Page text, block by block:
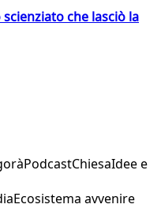
che lasciò la
PodcastChiesaIdee e
Ecosistema avvenire